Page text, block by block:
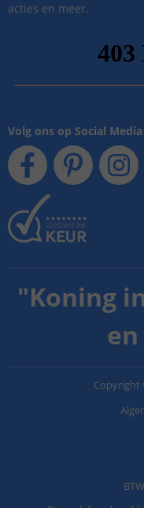
acties en meer.
Volg ons op Social Media
"Koning
Copyright